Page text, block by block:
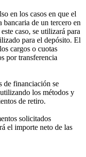
en los casos en que el
bancaria de un tercero en
caso, se utilizará para
para el depósito. El
cargos o cuotas
por transferencia
de financiación se
los métodos y
de retiro.
solicitados
el importe neto de las